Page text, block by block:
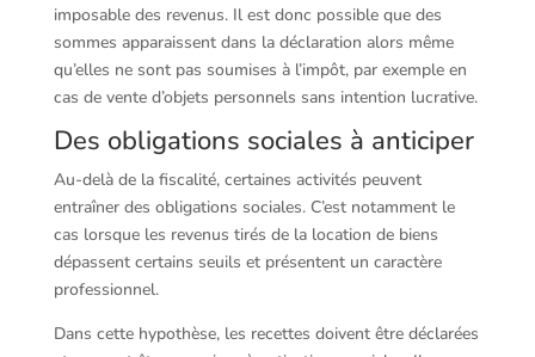
imposable des revenus. Il est donc possible que des
sommes apparaissent dans la déclaration alors même
qu’elles ne sont pas soumises à l’impôt, par exemple en
cas de vente d’objets personnels sans intention lucrative.
Des obligations sociales à anticiper
Au-delà de la fiscalité, certaines activités peuvent
entraîner des obligations sociales. C’est notamment le
cas lorsque les revenus tirés de la location de biens
dépassent certains seuils et présentent un caractère
professionnel.
Dans cette hypothèse, les recettes doivent être déclarées